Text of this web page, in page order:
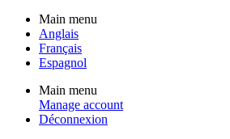
Main menu
Anglais
Français
Espagnol
Main menu
Manage account
Déconnexion